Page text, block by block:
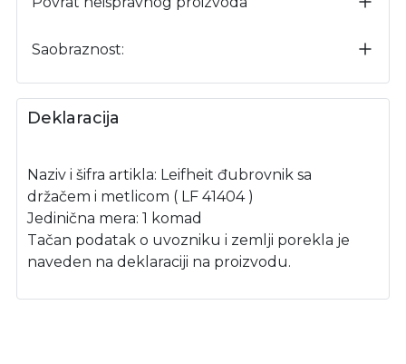
Saobraznost:
Deklaracija
Naziv i šifra artikla: Leifheit đubrovnik sa
držačem i metlicom ( LF 41404 )
Jedinična mera: 1 komad
Tačan podatak o uvozniku i zemlji porekla je
naveden na deklaraciji na proizvodu.